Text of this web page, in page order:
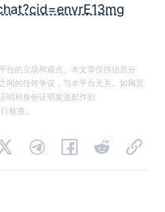
台的立场和观点。本文章仅供信息分
间的任何争议，与本平台无关。如网页
明和身份证明发送邮件到
核查。